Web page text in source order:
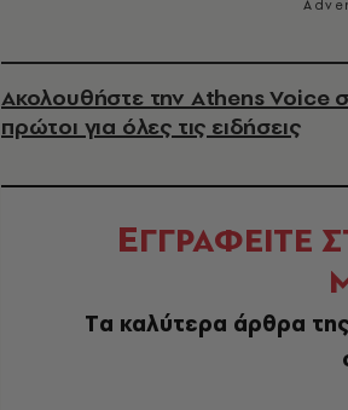
Ακολουθήστε την Athens Voice
πρώτοι για όλες τις ειδήσεις
ΕΓΓΡΑΦΕΙΤΕ
Tα καλύτερα άρθρα